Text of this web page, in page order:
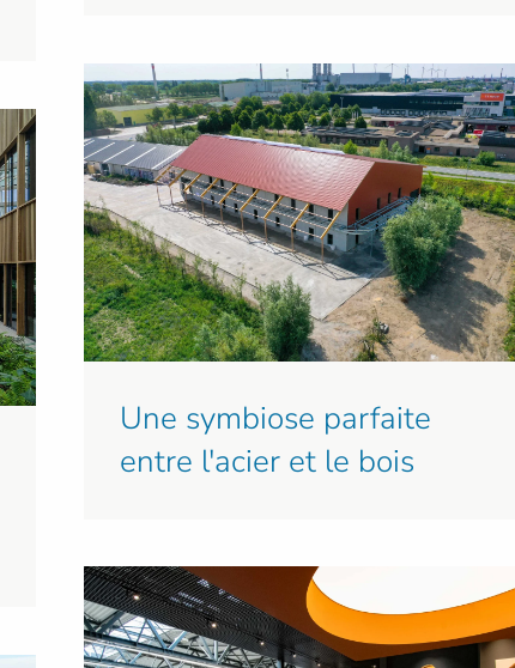
Une symbiose parfaite
entre l'acier et le bois